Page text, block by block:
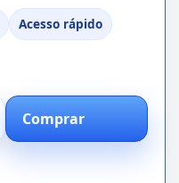
Acesso rápido
Comprar